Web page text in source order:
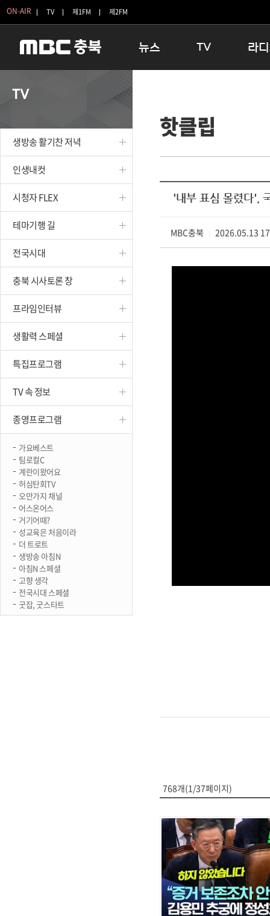
ON-AIR TV 제1FM 제2FM
뉴스
보은
옥천
TV
인생내컷
테마기행 길
시청자 FLEX
특집프로그램
종영프로그램
라
TV
생방송 활기찬 저녁
인생내컷
시청자 FLEX
테마기행 길
전국시대
충북 시사토론 창
프라임인터뷰
생활력 스페셜
특집프로그램
TV 속 정보
종영프로그램
가요베스트
팀로컬C
계란이왔어요
허심탄회TV
오만가지 채널
어스온어스
거기어때?
성교육은 처음이라
더 트로트
생방송 아침N
아침N 스페셜
고향 생각
전국시대 스페셜
굿잡, 굿스타트
핫클립
'내부 표심 몰렸다',
MBC충북 2026.05.13
768개(1/37페이지)